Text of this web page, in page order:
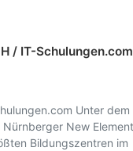
/ IT-Schulungen.com
Unter dem
New
Bildungszentren im